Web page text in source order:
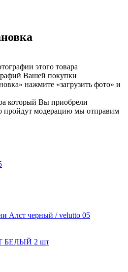
этого товара
Вашей покупки
нажмите «загрузить фото» и
который Вы приобрели
пройдут модерацию мы отправим
Алст черный / velutto 05
БЕЛЫЙ 2 шт